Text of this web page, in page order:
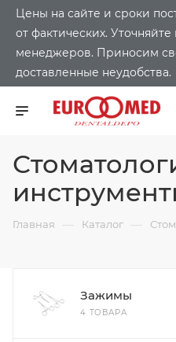
Цены на сайте и сроки
от фактических.
менеджеров. Приносим
доставленные неудобства.
Главная — Каталог —
Зажимы
4 ТОВАРА